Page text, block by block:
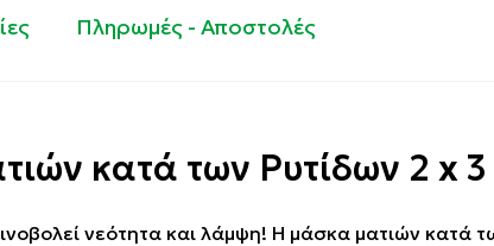
Πληρωμές - Αποστολές
κατά των Ρυτίδων 2 x 3
νεότητα και λάμψη! Η μάσκα ματιών κατά